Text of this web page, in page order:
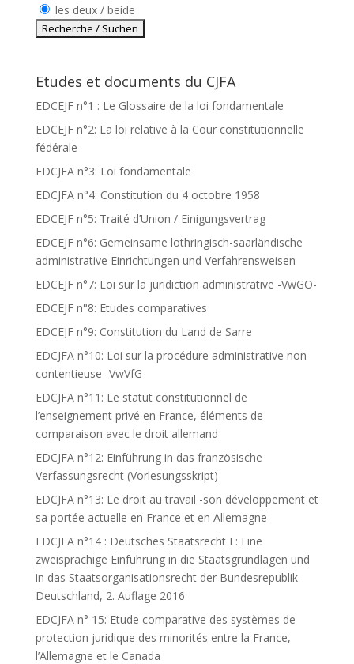
les deux / beide
Etudes et documents du CJFA
EDCEJF n°1 : Le Glossaire de la loi fondamentale
EDCEJF n°2: La loi relative à la Cour constitutionnelle
fédérale
EDCJFA n°3: Loi fondamentale
EDCJFA n°4: Constitution du 4 octobre 1958
EDCEJF n°5: Traité d’Union / Einigungsvertrag
EDCEJF n°6: Gemeinsame lothringisch-saarländische
administrative Einrichtungen und Verfahrensweisen
EDCEJF n°7: Loi sur la juridiction administrative -VwGO-
EDCEJF n°8: Etudes comparatives
EDCEJF n°9: Constitution du Land de Sarre
EDCJFA n°10: Loi sur la procédure administrative non
contentieuse -VwVfG-
EDCJFA n°11: Le statut constitutionnel de
l’enseignement privé en France, éléments de
comparaison avec le droit allemand
EDCJFA n°12: Einführung in das französische
Verfassungsrecht (Vorlesungsskript)
EDCJFA n°13: Le droit au travail -son développement et
sa portée actuelle en France et en Allemagne-
EDCJFA n°14 : Deutsches Staatsrecht I : Eine
zweisprachige Einführung in die Staatsgrundlagen und
in das Staatsorganisationsrecht der Bundesrepublik
Deutschland, 2. Auflage 2016
EDCJFA n° 15: Etude comparative des systèmes de
protection juridique des minorités entre la France,
l’Allemagne et le Canada